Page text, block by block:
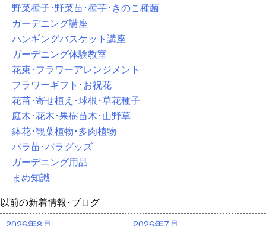
野菜種子･野菜苗･種芋･きのこ種菌
ガーデニング講座
ハンギングバスケット講座
ガーデニング体験教室
花束･フラワーアレンジメント
フラワーギフト･お祝花
花苗･寄せ植え･球根･草花種子
庭木･花木･果樹苗木･山野草
鉢花･観葉植物･多肉植物
バラ苗･バラグッズ
ガーデニング用品
まめ知識
以前の新着情報･ブログ